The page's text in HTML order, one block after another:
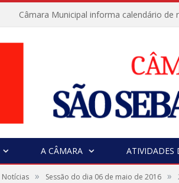
Câmara Municipal informa calendário de
A CÂMARA ATIVIDADES
Notícias » Sessão do dia 06 de maio de 2016 »